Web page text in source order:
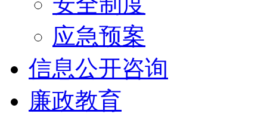
应急预案
信息公开咨询
廉政教育